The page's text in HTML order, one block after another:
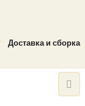
Доставка и сборка